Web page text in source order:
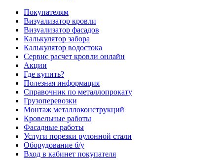
Покупателям
Визуализатор кровли
Визуализатор фасадов
Калькулятор забора
Калькулятор водостока
Сервис расчет кровли онлайн
Акции
Где купить?
Полезная информация
Справочник по металлопрокату
Грузоперевозки
Монтаж металлоконструкций
Кровельные работы
Фасадные работы
Услуги порезки рулонной стали
Оборудование б/у
Вход в кабинет покупателя